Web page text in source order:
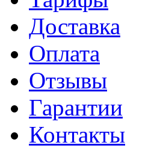
Доставка
Оплата
Отзывы
Гарантии
Контакты